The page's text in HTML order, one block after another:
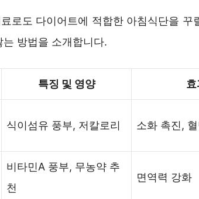
로도 다이어트에 적합한 아침식단을 꾸
는 방법을 소개합니다.
특징 및 영양
식이섬유 풍부, 저칼로리 소화 촉진,
비타민A 풍부, 무농약 추
천
면역력 강화